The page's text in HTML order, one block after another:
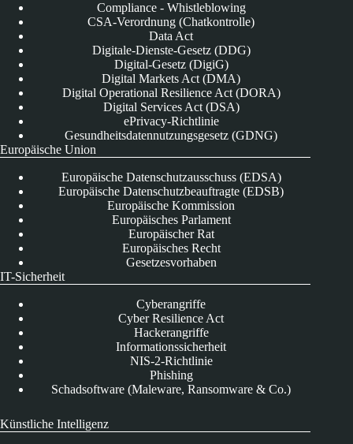
Compliance - Whistleblowing
CSA-Verordnung (Chatkontrolle)
Data Act
Digitale-Dienste-Gesetz (DDG)
Digital-Gesetz (DigiG)
Digital Markets Act (DMA)
Digital Operational Resilience Act (DORA)
Digital Services Act (DSA)
ePrivacy-Richtlinie
Gesundheitsdatennutzungsgesetz (GDNG)
Europäische Union
Europäische Datenschutzausschuss (EDSA)
Europäische Datenschutzbeauftragte (EDSB)
Europäische Kommission
Europäisches Parlament
Europäischer Rat
Europäisches Recht
Gesetzesvorhaben
IT-Sicherheit
Cyberangriffe
Cyber Resilience Act
Hackerangriffe
Informationssicherheit
NIS-2-Richtlinie
Phishing
Schadsoftware (Maleware, Ransomware & Co.)
Künstliche Intelligenz